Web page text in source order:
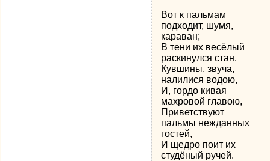
Вот к пальмам
подходит, шумя,
караван;
В тени их весёлый
раскинулся стан.
Кувшины, звуча,
налилися водою,
И, гордо кивая
махровой главою,
Приветствуют
пальмы нежданных
гостей,
И щедро поит их
студёный ручей.